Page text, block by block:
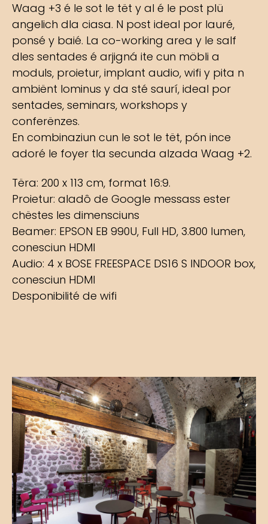
Waag +3 é le sot le tët y al é le post plü
angelich dla ciasa. N post ideal por lauré,
ponsé y baié. La co-working area y le salf
dles sentades é arjigná ite cun möbli a
moduls, proietur, implant audio, wifi y pita n
ambiënt lominus y da sté saurí, ideal por
sentades, seminars, workshops y
conferënzes.
En combinaziun cun le sot le tët, pón ince
adoré le foyer tla secunda alzada Waag +2.
Tëra: 200 x 113 cm, format 16:9.
Proietur: aladô de Google messass ester
chëstes les dimensciuns
Beamer: EPSON EB 990U, Full HD, 3.800 lumen,
conesciun HDMI
Audio: 4 x BOSE FREESPACE DS16 S INDOOR box,
conesciun HDMI
Desponibilité de wifi